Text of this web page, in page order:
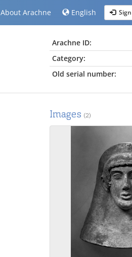
About Arachne English Sign
Arachne ID:
Category:
Old serial number:
Images (2)